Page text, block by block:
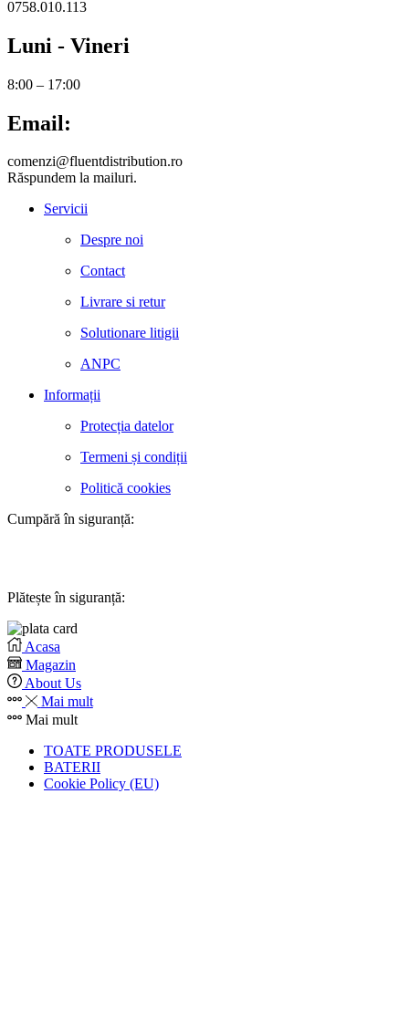
0758.010.113
Luni - Vineri
8:00 – 17:00
Email:
comenzi@fluentdistribution.ro
Răspundem la mailuri.
Servicii
Despre noi
Contact
Livrare si retur
Solutionare litigii
ANPC
Informații
Protecția datelor
Termeni și condiții
Politică cookies
Cumpără în siguranță:
Plătește în siguranță:
Acasa
Magazin
About Us
Mai mult
Mai mult
TOATE PRODUSELE
BATERII
Cookie Policy (EU)